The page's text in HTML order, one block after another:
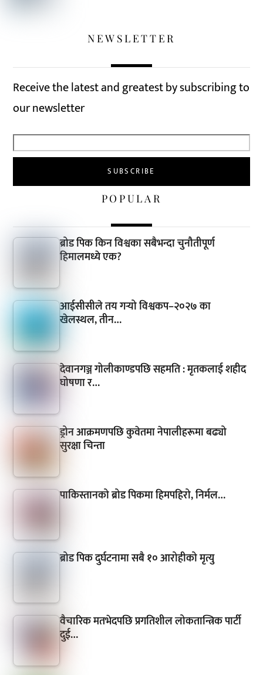
NEWSLETTER
Receive the latest and greatest by subscribing to
our newsletter
POPULAR
ब्रोड पिक किन विश्वका सबैभन्दा चुनौतीपूर्ण
हिमालमध्ये एक?
आईसीसीले तय गर्‍यो विश्वकप–२०२७ का
खेलस्थल, तीन…
देवानगञ्ज गोलीकाण्डपछि सहमति : मृतकलाई शहीद
घोषणा र…
ड्रोन आक्रमणपछि कुवेतमा नेपालीहरूमा बढ्यो
सुरक्षा चिन्ता
पाकिस्तानको ब्रोड पिकमा हिमपहिरो, निर्मल…
ब्रोड पिक दुर्घटनामा सबै १० आरोहीको मृत्यु
वैचारिक मतभेदपछि प्रगतिशील लोकतान्त्रिक पार्टी
दुई…